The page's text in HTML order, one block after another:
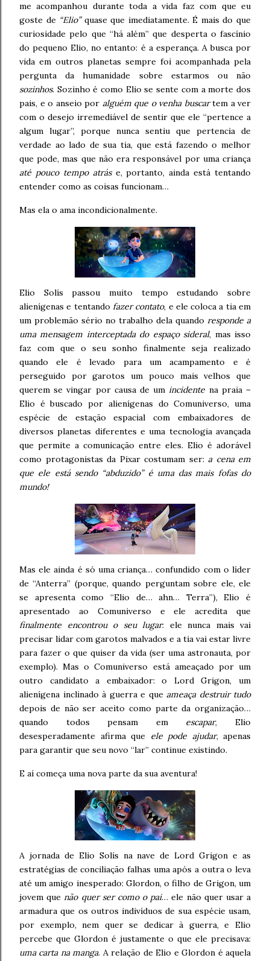
me acompanhou durante toda a vida faz com que eu
goste de “Elio”quase que imediatamente. É mais do que
curiosidade pelo que “há além” que desperta o fascínio
do pequeno Elio, no entanto: é a esperança. A busca por
vida em outros planetas sempre foi acompanhada pela
pergunta da humanidade sobre estarmos ou não
sozinhos. Sozinho é como Elio se sente com a morte dos
pais, e o anseio por alguém que o venha buscartem a ver
com o desejo irremediável de sentir que ele “pertence a
algum lugar”, porque nunca sentiu que pertencia de
verdade ao lado de sua tia, que está fazendo o melhor
que pode, mas que não era responsável por uma criança
até pouco tempo atráse, portanto, ainda está tentando
entender como as coisas funcionam…
Mas ela o ama incondicionalmente.
Elio Solís passou muito tempo estudando sobre
alienígenas e tentando fazer contato, e ele coloca a tia em
um problemão sério no trabalho dela quando responde a
uma mensagem interceptada do espaço sideral, mas isso
faz com que o seu sonho finalmente seja realizado
quando ele é levado para um acampamento e é
perseguido por garotos um pouco mais velhos que
querem se vingar por causa de umincidente na praia –
Elio é buscado por alienígenas do Comuniverso, uma
espécie de estação espacial com embaixadores de
diversos planetas diferentes e uma tecnologia avançada
que permite a comunicação entre eles. Elio é adorável
como protagonistas da Pixar costumam ser: a cena em
que ele está sendo “abduzido” é uma das mais fofas do
mundo!
Mas ele ainda é só uma criança… confundido com o líder
de “Anterra” (porque, quando perguntam sobre ele, ele
se apresenta como “Elio de… ahn… Terra”), Elio é
apresentado ao Comuniverso e ele acredita que
finalmente encontrou o seu lugar: ele nunca mais vai
precisar lidar com garotos malvados e a tia vai estar livre
para fazer o que quiser da vida (ser uma astronauta, por
exemplo). Mas o Comuniverso está ameaçado por um
outro candidato a embaixador: o Lord Grigon, um
alienígena inclinado à guerra e que ameaça destruir tudo
depois de não ser aceito como parte da organização…
quando todos pensam em escapar, Elio
desesperadamente afirma que ele pode ajudar, apenas
para garantir que seu novo “lar” continue existindo.
E aí começa uma nova parte da sua aventura!
A jornada de Elio Solís na nave de Lord Grigon e as
estratégias de conciliação falhas uma após a outra o leva
até um amigo inesperado: Glordon, o filho de Grigon, um
jovem quenão quer ser como o pai… ele não quer usar a
armadura que os outros indivíduos de sua espécie usam,
por exemplo, nem quer se dedicar à guerra, e Elio
percebe que Glordon é justamente o que ele precisava:
uma carta na manga. A relação de Elio e Glordon é aquela